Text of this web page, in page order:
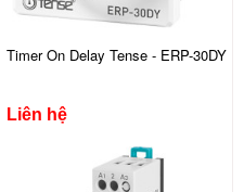
Timer On Delay Tense - ERP-30DY
Liên hệ